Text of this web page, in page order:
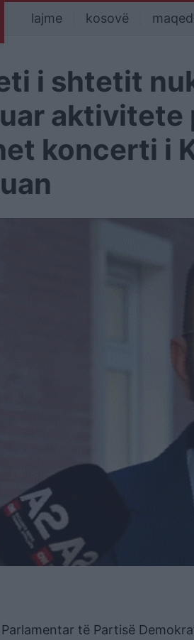
lajme kosovë
i shtetit
aktivitete
koncerti i
të Partisë